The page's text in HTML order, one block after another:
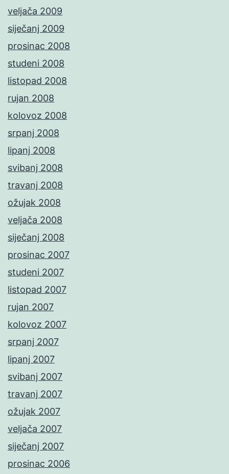
veljača 2009
siječanj 2009
prosinac 2008
studeni 2008
listopad 2008
rujan 2008
kolovoz 2008
srpanj 2008
lipanj 2008
svibanj 2008
travanj 2008
ožujak 2008
veljača 2008
siječanj 2008
prosinac 2007
studeni 2007
listopad 2007
rujan 2007
kolovoz 2007
srpanj 2007
lipanj 2007
svibanj 2007
travanj 2007
ožujak 2007
veljača 2007
siječanj 2007
prosinac 2006